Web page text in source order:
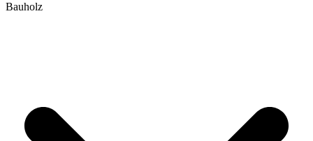
Bauholz